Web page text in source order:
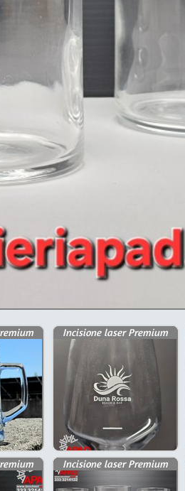
Incisione laser Premium
Incisione laser Premium